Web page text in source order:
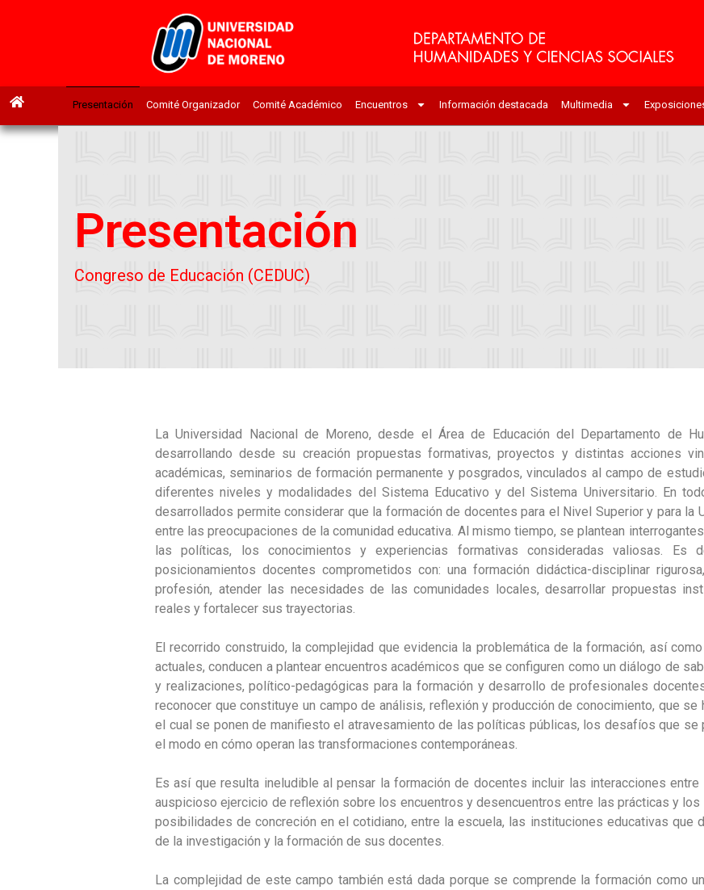
Presentación Comité Organizador Comité Académico Encuentros Información destacada Multimedia
Presentación
Congreso de Educación (CEDUC)
La Universidad Nacional de Moreno, desde el Área de Educación del Departamento de
desarrollando desde su creación propuestas formativas, proyectos y distintas acciones
académicas, seminarios de formación permanente y posgrados, vinculados al campo de
diferentes niveles y modalidades del Sistema Educativo y del Sistema Universitario. En
desarrollados permite considerar que la formación de docentes para el Nivel Superior y para la
entre las preocupaciones de la comunidad educativa. Al mismo tiempo, se plantean
las políticas, los conocimientos y experiencias formativas consideradas valiosas. Es
posicionamientos docentes comprometidos con: una formación didáctica-disciplinar
profesión, atender las necesidades de las comunidades locales, desarrollar propuestas
reales y fortalecer sus trayectorias.
El recorrido construido, la complejidad que evidencia la problemática de la formación, así
actuales, conducen a plantear encuentros académicos que se configuren como un diálogo de
y realizaciones, político-pedagógicas para la formación y desarrollo de profesionales
reconocer que constituye un campo de análisis, reflexión y producción de conocimiento, que
el cual se ponen de manifiesto el atravesamiento de las políticas públicas, los desafíos que
el modo en cómo operan las transformaciones contemporáneas.
Es así que resulta ineludible al pensar la formación de docentes incluir las interacciones
auspicioso ejercicio de reflexión sobre los encuentros y desencuentros entre las prácticas y
posibilidades de concreción en el cotidiano, entre la escuela, las instituciones educativas que
de la investigación y la formación de sus docentes.
La complejidad de este campo también está dada porque se comprende la formación como